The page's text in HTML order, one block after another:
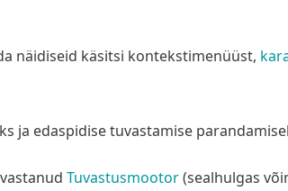
näidiseid käsitsi kontekstimenüüst,
ja edaspidise tuvastamise
Tuvastusmootor(sealhulgas